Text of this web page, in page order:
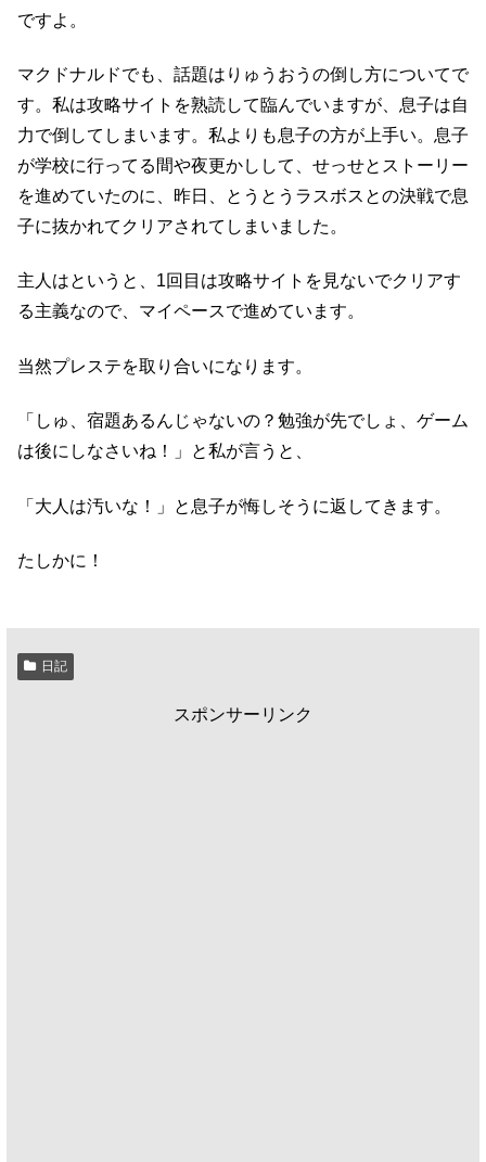
ですよ。
マクドナルドでも、話題はりゅうおうの倒し方についてで
す。私は攻略サイトを熟読して臨んでいますが、息子は自
力で倒してしまいます。私よりも息子の方が上手い。息子
が学校に行ってる間や夜更かしして、せっせとストーリー
を進めていたのに、昨日、とうとうラスボスとの決戦で息
子に抜かれてクリアされてしまいました。
主人はというと、1回目は攻略サイトを見ないでクリアす
る主義なので、マイペースで進めています。
当然プレステを取り合いになります。
「しゅ、宿題あるんじゃないの？勉強が先でしょ、ゲーム
は後にしなさいね！」と私が言うと、
「大人は汚いな！」と息子が悔しそうに返してきます。
たしかに！
日記
スポンサーリンク